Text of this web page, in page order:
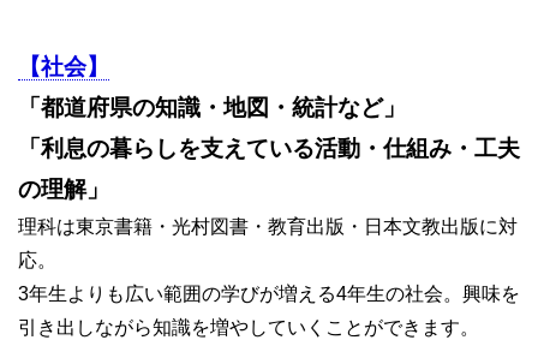
【社会】
「都道府県の知識・地図・統計など」
「利息の暮らしを支えている活動・仕組み・工夫
の理解」
理科は東京書籍・光村図書・教育出版・日本文教出版に対
応。
3年生よりも広い範囲の学びが増える4年生の社会。興味を
引き出しながら知識を増やしていくことができます。